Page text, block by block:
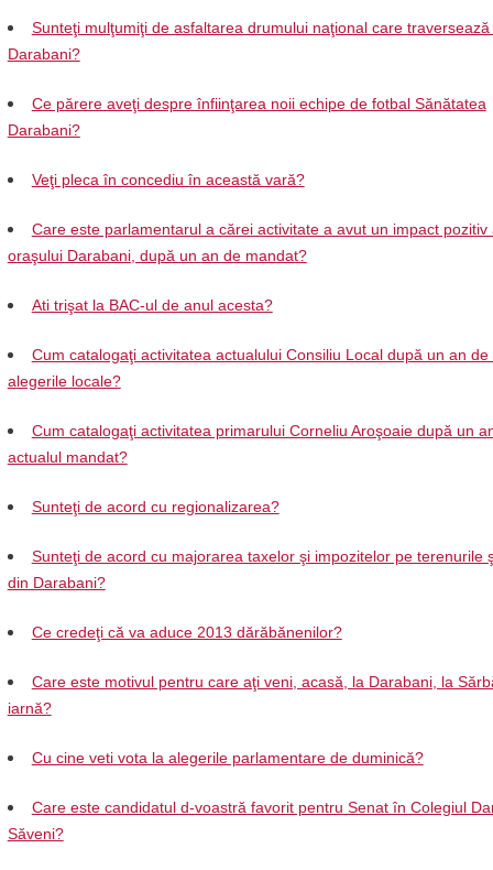
Sunteţi mulţumiţi de asfaltarea drumului naţional care
Darabani?
Ce părere aveţi despre înfiinţarea noii echipe de fotbal Sănătatea
Darabani?
Veţi pleca în concediu în această vară?
Care este parlamentarul a cărei activitate a avut un impact pozitiv
oraşului Darabani, după un an de mandat?
Ati trişat la BAC-ul de anul acesta?
Cum catalogaţi activitatea actualului Consiliu Local după un an de
alegerile locale?
Cum catalogaţi activitatea primarului Corneliu Aroşoaie după un
actualul mandat?
Sunteţi de acord cu regionalizarea?
Sunteţi de acord cu majorarea taxelor şi impozitelor pe terenurile
din Darabani?
Ce credeţi că va aduce 2013 dărăbănenilor?
Care este motivul pentru care aţi veni, acasă, la Darabani, la
iarnă?
Cu cine veti vota la alegerile parlamentare de duminică?
Care este candidatul d-voastră favorit pentru Senat în Colegiul
Săveni?